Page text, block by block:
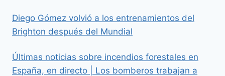
Diego Gómez volvió a los entrenamientos del
Brighton después del Mundial
Últimas noticias sobre incendios forestales en
España, en directo | Los bomberos trabajan a